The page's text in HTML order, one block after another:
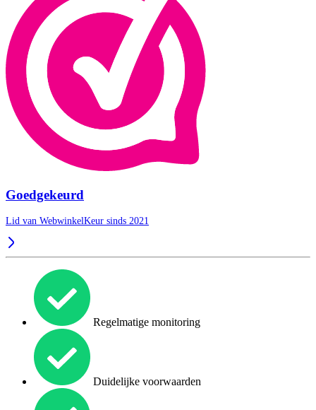
Goedgekeurd
Lid van WebwinkelKeur sinds 2021
Regelmatige monitoring
Duidelijke voorwaarden